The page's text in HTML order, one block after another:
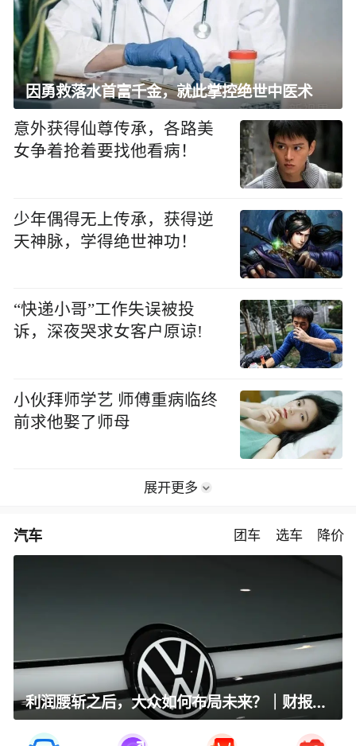
因勇救落水首富千金，就此掌控绝世中医术
意外获得仙尊传承，各路美
女争着抢着要找他看病！
少年偶得无上传承，获得逆
天神脉，学得绝世神功！
“快递小哥”工作失误被投
诉，深夜哭求女客户原谅!
小伙拜师学艺 师傅重病临终
前求他娶了师母
展开更多
汽车 团车 选车 降价
利润腰斩之后，大众如何布局未来？｜财报全视角